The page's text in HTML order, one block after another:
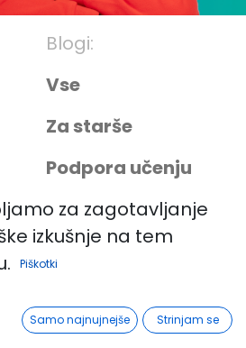
Blogi:
Vse
Za starše
Podpora učenju
Prva triada
Druga triada
Osebna rast
za zagotavljanje
izkušnje na tem
Piškotki
Samo najnujnejše Strinjam se